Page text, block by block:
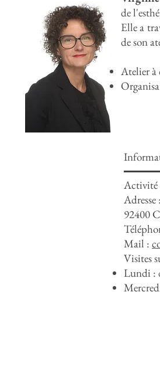
de
Elle a
de son
Atelier à
Activité
Adresse :
92400
Mail :
Visites
Lundi :